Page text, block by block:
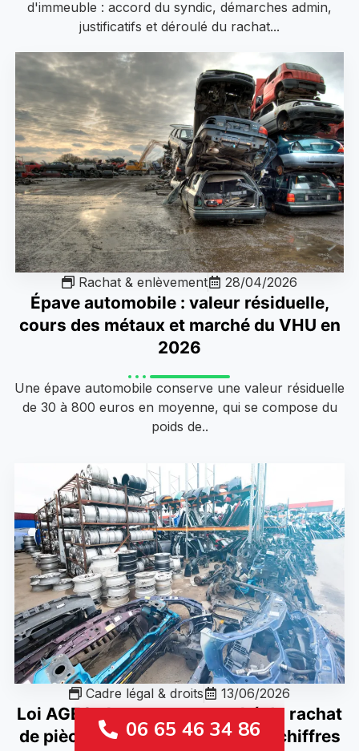
d'immeuble : accord du syndic, démarches admin,
justificatifs et déroulé du rachat...
Rachat & enlèvement 28/04/2026
Épave automobile : valeur résiduelle,
cours des métaux et marché du VHU en
2026
Une épave automobile conserve une valeur résiduelle
de 30 à 800 euros en moyenne, qui se compose du
poids de..
Cadre légal & droits 13/06/2026
Loi AGEC : le nouveau marché du rachat
de pièces auto, opportunités et chiffres
06 65 46 34 86